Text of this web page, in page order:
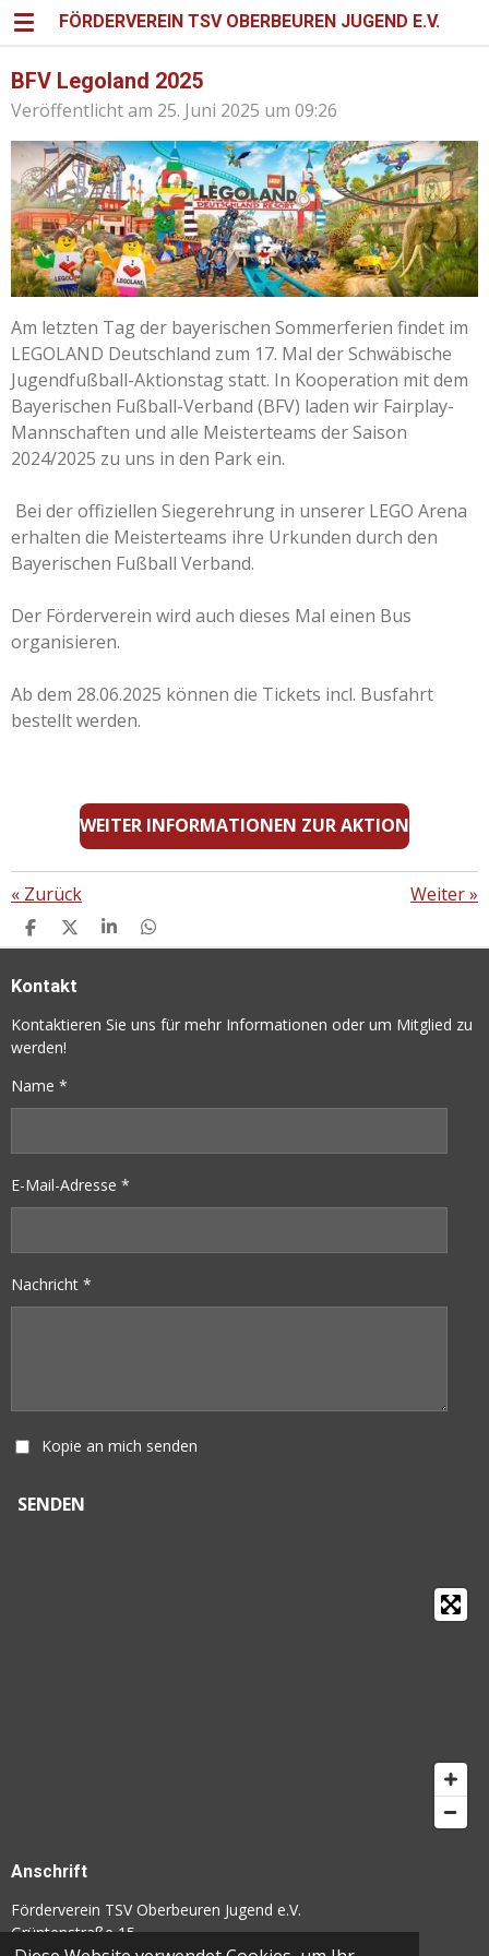
Zum
springen
FÖRDERVEREIN TSV OBERBEUREN JUGEND E.V.
BFV Legoland 2025
Veröffentlicht am 25. Juni 2025 um 09:26
Am letzten Tag der bayerischen Sommerferien findet im
LEGOLAND Deutschland zum 17. Mal der Schwäbische
Jugendfußball-Aktionstag statt. In Kooperation mit dem
Bayerischen Fußball-Verband (BFV) laden wir Fairplay-
Mannschaften und alle Meisterteams der Saison
2024/2025 zu uns in den Park ein.
Bei der offiziellen Siegerehrung in unserer LEGO Arena
erhalten die Meisterteams ihre Urkunden durch den
Bayerischen Fußball Verband.
Der Förderverein wird auch dieses Mal einen Bus
organisieren.
Ab dem 28.06.2025 können die Tickets incl. Busfahrt
bestellt werden.
WEITER INFORMATIONEN ZUR AKTION
« Zurück Weiter»
T
E
L
N
T
E
L
N
T
E
N
T
E
N
Kontakt
Kontaktieren Sie uns für mehr Informationen oder um Mitglied zu
werden!
Name *
E-Mail-Adresse *
Nachricht *
Kopie an mich senden
SENDEN
Anschrift
Förderverein TSV Oberbeuren Jugend e.V.
Grüntenstraße 15